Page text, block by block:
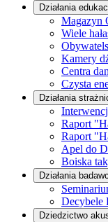
Działania
Magazyn
Wiele
Kamery
Centra
Czysta
Działania
Raport
Raport
Apel do
Boiska
Działania
Decybele
Dziedzictwo